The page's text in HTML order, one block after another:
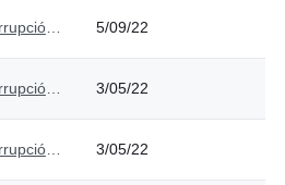
Plan anticorrupción y de atención al ciudadano - Versión 3 5/09/22
Plan anticorrupción y de atención al ciudadano - Versión 2 3/05/22
Plan anticorrupción y de atención al ciudadano PAAC 2022 - Versión 2 3/05/22